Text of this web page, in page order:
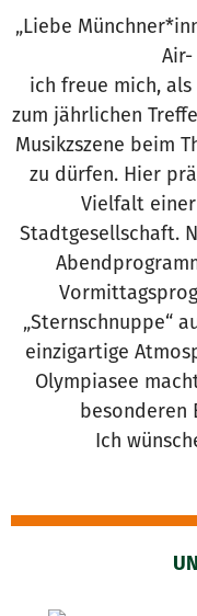
„Liebe
Air-
ich freue mich,
zum jährlichen
Musikzszene beim
zu dürfen. Hier
Vielfalt
Stadtgesellschaft.
„Sternschnuppe“
einzigartige
Olympiasee
besonderen
Ich